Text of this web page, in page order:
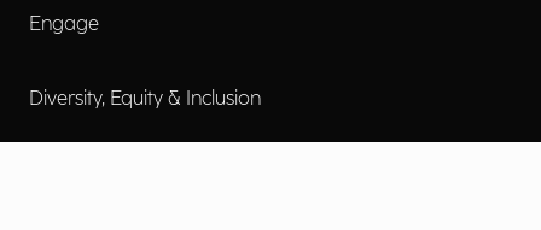
Engage
Diversity, Equity & Inclusion